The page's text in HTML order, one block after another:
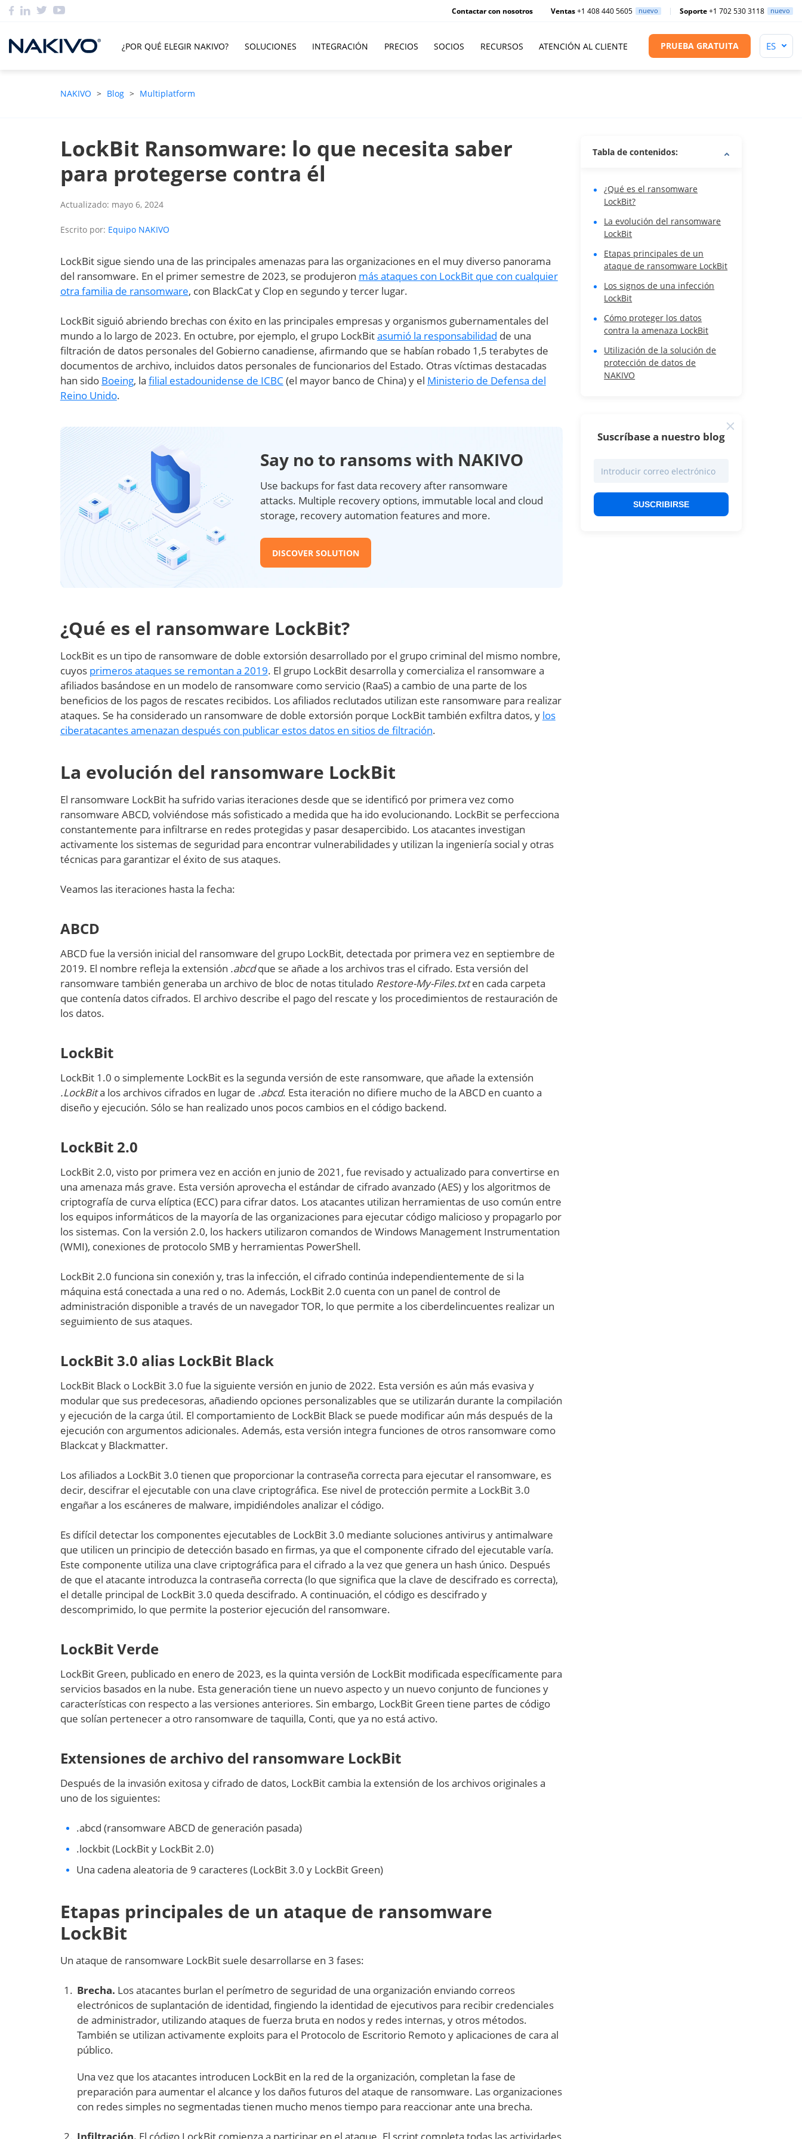
Contactar con nosotros Ventas+1 408 440 5605 nuevo Soporte+1 702 530 3118 nuevo
¿POR QUÉ ELEGIR NAKIVO? SOLUCIONES INTEGRACIÓN PRECIOS SOCIOS RECURSOS ATENCIÓN AL CLIENTE PRUEBA GRATUITA
NAKIVO > Blog > Multiplatform
LockBit Ransomware: lo que necesita saber
para protegerse contra él
Actualizado: mayo 6, 2024
Escrito por: Equipo NAKIVO
LockBit sigue siendo una de las principales amenazas para las organizaciones en el muy diverso panorama
del ransomware. En el primer semestre de 2023, se produjeron más ataques con LockBit que con cualquier
otra familia de ransomware, con BlackCat y Clop en segundo y tercer lugar.
LockBit siguió abriendo brechas con éxito en las principales empresas y organismos gubernamentales del
mundo a lo largo de 2023. En octubre, por ejemplo, el grupo LockBitasumió la responsabilidad de una
filtración de datos personales del Gobierno canadiense, afirmando que se habían robado 1,5 terabytes de
documentos de archivo, incluidos datos personales de funcionarios del Estado. Otras víctimas destacadas
han sido Boeing, la filial estadounidense de ICBC (el mayor banco de China) y el Ministerio de Defensa del
Reino Unido.
Say no to ransoms with NAKIVO
Use backups for fast data recovery after ransomware
attacks. Multiple recovery options, immutable local and cloud
storage, recovery automation features and more.
DISCOVER SOLUTION
¿Qué es el ransomware LockBit?
LockBit es un tipo de ransomware de doble extorsión desarrollado por el grupo criminal del mismo nombre,
cuyos primeros ataques se remontan a 2019. El grupo LockBit desarrolla y comercializa el ransomware a
afiliados basándose en un modelo de ransomware como servicio (RaaS) a cambio de una parte de los
beneficios de los pagos de rescates recibidos. Los afiliados reclutados utilizan este ransomware para realizar
ataques. Se ha considerado un ransomware de doble extorsión porque LockBit también exfiltra datos, y los
ciberatacantes amenazan después con publicar estos datos en sitios de filtración.
La evolución del ransomware LockBit
El ransomware LockBit ha sufrido varias iteraciones desde que se identificó por primera vez como
ransomware ABCD, volviéndose más sofisticado a medida que ha ido evolucionando. LockBit se perfecciona
constantemente para infiltrarse en redes protegidas y pasar desapercibido. Los atacantes investigan
activamente los sistemas de seguridad para encontrar vulnerabilidades y utilizan la ingeniería social y otras
técnicas para garantizar el éxito de sus ataques.
Veamos las iteraciones hasta la fecha:
ABCD
ABCD fue la versión inicial del ransomware del grupo LockBit, detectada por primera vez en septiembre de
2019. El nombre refleja la extensión .abcdque se añade a los archivos tras el cifrado. Esta versión del
ransomware también generaba un archivo de bloc de notas titulado Restore-My-Files.txten cada carpeta
que contenía datos cifrados. El archivo describe el pago del rescate y los procedimientos de restauración de
los datos.
LockBit
LockBit 1.0 o simplemente LockBit es la segunda versión de este ransomware, que añade la extensión
.LockBita los archivos cifrados en lugar de .abcd. Esta iteración no difiere mucho de la ABCD en cuanto a
diseño y ejecución. Sólo se han realizado unos pocos cambios en el código backend.
LockBit 2.0
LockBit 2.0, visto por primera vez en acción en junio de 2021, fue revisado y actualizado para convertirse en
una amenaza más grave. Esta versión aprovecha el estándar de cifrado avanzado (AES) y los algoritmos de
criptografía de curva elíptica (ECC) para cifrar datos. Los atacantes utilizan herramientas de uso común entre
los equipos informáticos de la mayoría de las organizaciones para ejecutar código malicioso y propagarlo por
los sistemas. Con la versión 2.0, los hackers utilizaron comandos de Windows Management Instrumentation
(WMI), conexiones de protocolo SMB y herramientas PowerShell.
LockBit 2.0 funciona sin conexión y, tras la infección, el cifrado continúa independientemente de si la
máquina está conectada a una red o no. Además, LockBit 2.0 cuenta con un panel de control de
administración disponible a través de un navegador TOR, lo que permite a los ciberdelincuentes realizar un
seguimiento de sus ataques.
LockBit 3.0 alias LockBit Black
LockBit Black o LockBit 3.0 fue la siguiente versión en junio de 2022. Esta versión es aún más evasiva y
modular que sus predecesoras, añadiendo opciones personalizables que se utilizarán durante la compilación
y ejecución de la carga útil. El comportamiento de LockBit Black se puede modificar aún más después de la
ejecución con argumentos adicionales. Además, esta versión integra funciones de otros ransomware como
Blackcat y Blackmatter.
Los afiliados a LockBit 3.0 tienen que proporcionar la contraseña correcta para ejecutar el ransomware, es
decir, descifrar el ejecutable con una clave criptográfica. Ese nivel de protección permite a LockBit 3.0
engañar a los escáneres de malware, impidiéndoles analizar el código.
Es difícil detectar los componentes ejecutables de LockBit 3.0 mediante soluciones antivirus y antimalware
que utilicen un principio de detección basado en firmas, ya que el componente cifrado del ejecutable varía.
Este componente utiliza una clave criptográfica para el cifrado a la vez que genera un hash único. Después
de que el atacante introduzca la contraseña correcta (lo que significa que la clave de descifrado es correcta),
el detalle principal de LockBit 3.0 queda descifrado. A continuación, el código es descifrado y
descomprimido, lo que permite la posterior ejecución del ransomware.
LockBit Verde
LockBit Green, publicado en enero de 2023, es la quinta versión de LockBit modificada específicamente para
servicios basados en la nube. Esta generación tiene un nuevo aspecto y un nuevo conjunto de funciones y
características con respecto a las versiones anteriores. Sin embargo, LockBit Green tiene partes de código
que solían pertenecer a otro ransomware de taquilla, Conti, que ya no está activo.
Extensiones de archivo del ransomware LockBit
Después de la invasión exitosa y cifrado de datos, LockBit cambia la extensión de los archivos originales a
uno de los siguientes:
.abcd (ransomware ABCD de generación pasada)
.lockbit (LockBit y LockBit 2.0)
Una cadena aleatoria de 9 caracteres (LockBit 3.0 y LockBit Green)
Etapas principales de un ataque de ransomware
LockBit
Un ataque de ransomware LockBit suele desarrollarse en 3 fases:
Brecha. Los atacantes burlan el perímetro de seguridad de una organización enviando correos
electrónicos de suplantación de identidad, fingiendo la identidad de ejecutivos para recibir credenciales
de administrador, utilizando ataques de fuerza bruta en nodos y redes internas, y otros métodos.
También se utilizan activamente exploits para el Protocolo de Escritorio Remoto y aplicaciones de cara al
público.
Una vez que los atacantes introducen LockBit en la red de la organización, completan la fase de
preparación para aumentar el alcance y los daños futuros del ataque de ransomware. Las organizaciones
con redes simples no segmentadas tienen mucho menos tiempo para reaccionar ante una brecha.
Tabla de contenidos:
¿Qué es el ransomware
LockBit?
La evolución del ransomware
LockBit
Etapas principales de un
ataque de ransomware LockBit
Los signos de una infección
LockBit
Cómo proteger los datos
contra la amenaza LockBit
Utilización de la solución de
protección de datos de
NAKIVO
Suscríbase a nuestro blog
SUSCRIBIRSE